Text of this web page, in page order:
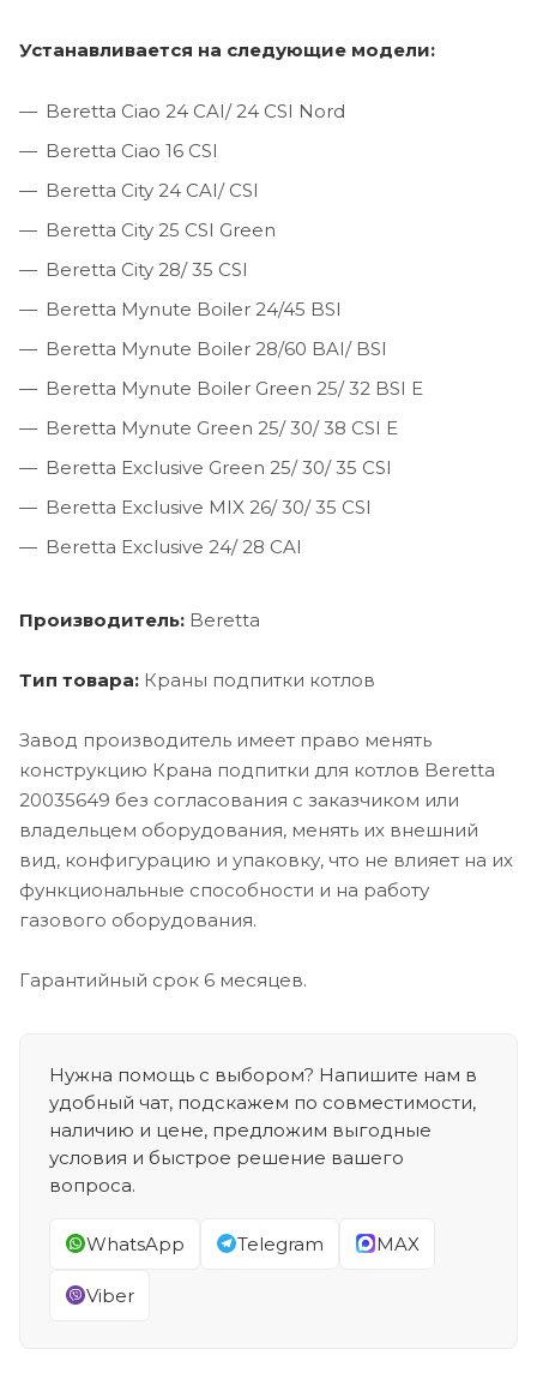
Устанавливается на следующие модели:
Beretta Ciao 24 CAI/ 24 CSI Nord
Beretta Ciao 16 CSI
Beretta City 24 CAI/ CSI
Beretta City 25 CSI Green
Beretta City 28/ 35 CSI
Beretta Mynute Boiler 24/45 BSI
Beretta Mynute Boiler 28/60 BAI/ BSI
Beretta Mynute Boiler Green 25/ 32 BSI E
Beretta Mynute Green 25/ 30/ 38 CSI E
Beretta Exclusive Green 25/ 30/ 35 CSI
Beretta Exclusive MIX 26/ 30/ 35 CSI
Beretta Exclusive 24/ 28 CAI
Производитель: Beretta
Тип товара: Краны подпитки котлов
Завод производитель имеет право менять
конструкцию Крана подпитки для котлов Beretta
20035649 без согласования с заказчиком или
владельцем оборудования, менять их внешний
вид, конфигурацию и упаковку, что не влияет на их
функциональные способности и на работу
газового оборудования.
Гарантийный срок 6 месяцев.
Нужна помощь с выбором? Напишите нам в
удобный чат, подскажем по совместимости,
наличию и цене, предложим выгодные
условия и быстрое решение вашего
вопроса.
WhatsApp Telegram MAX
Viber